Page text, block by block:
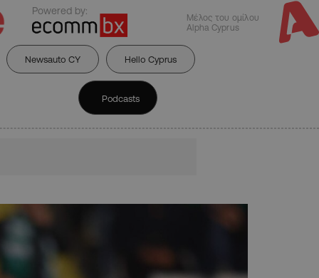
Powered by:
Μέλος του ομίλου
Alpha Cyprus
Newsauto CY Hello Cyprus
Podcasts